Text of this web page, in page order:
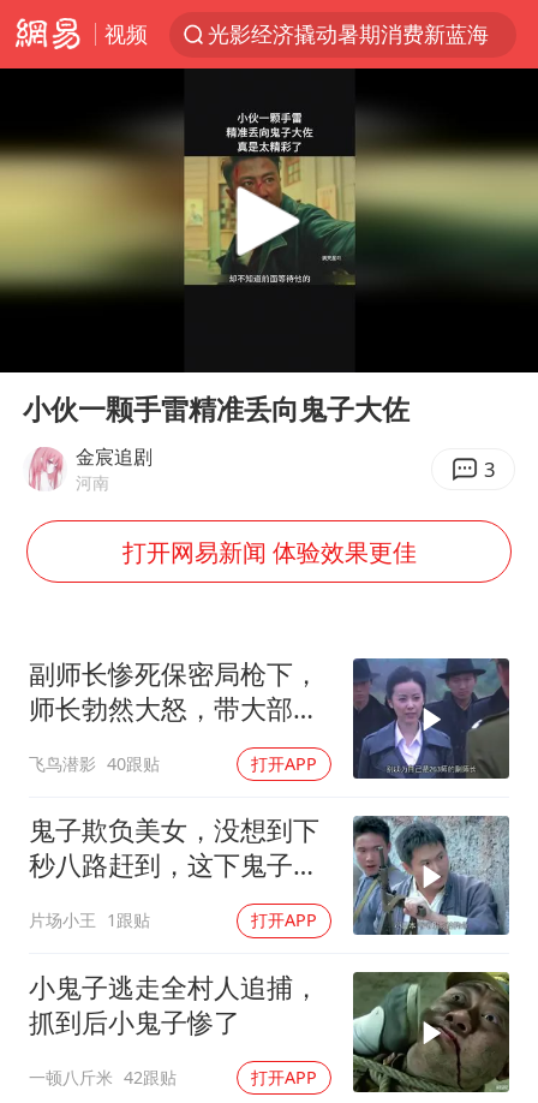
视频
光影经济撬动暑期消费新蓝海
郑丽文：台湾从来没有“独立”过
上四休三，但降薪1000元，你接受吗？
检测列车撞人致11死2伤 涉事单位被罚
全民健身事业高质量发展
商场现钱学森巨幅海报 负责人回应
几元成本的AI广告导致千万市值蒸发
老挝国会主席赛宋蓬逝世
乐享全民健身 共筑健康中国
Play
小伙一颗手雷精准丢向鬼子大佐
金宸追剧
河南 3
打开网易新闻 体验效果更佳
副师长惨死保密局枪下，
师长勃然大怒，带大部队
飞鸟潜影 40跟贴 打开APP
鬼子欺负美女，没想到下
秒八路赶到，这下鬼子完
片场小王 1跟贴 打开APP
小鬼子逃走全村人追捕，
抓到后小鬼子惨了
一顿八斤米 42跟贴 打开APP